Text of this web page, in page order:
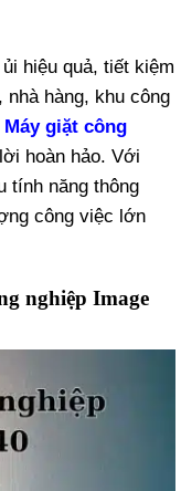
hiệu quả, tiết kiệm
hàng, khu công
Máy giặt công
hoàn hảo. Với
tính năng thông
công việc lớn
nghiệp Image